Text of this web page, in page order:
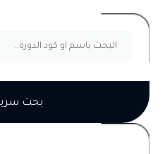
بحث